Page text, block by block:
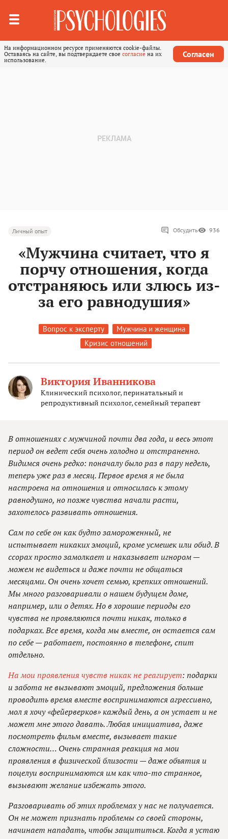
На информационном ресурсе применяются cookie-файлы.
Оставаясь на сайте, вы подтверждаете свое согласие на их
использование.
Согласен
Личный опыт Обсудить 936
«Мужчина считает, что я
порчу отношения, когда
отстраняюсь или злюсь из-
за его равнодушия»
Вопрос к эксперту
Мужчина и женщина
Кризис отношений
Виктория Иванникова
Клинический психолог, перинатальный и
репродуктивный психолог, семейный терапевт
В отношениях с мужчиной почти два года, и весь этот
период он ведет себя очень холодно и отстраненно.
Видимся очень редко: поначалу было раз в пару недель,
теперь уже раз в месяц. Первое время я не была
настроена на отношения и относилась к этому
равнодушно, но позже чувства начали расти,
захотелось развивать отношения.
Сам по себе он как будто замороженный, не
испытывает никаких эмоций, кроме усмешек или обид. В
ссорах просто замолкает и наказывает игнором —
можем не видеться и даже почти не общаться
месяцами. Он очень хочет семью, крепких отношений.
Мы много разговаривали о нашем будущем доме,
например, или о детях. Но в хорошие периоды его
чувства не проявляются почти никак, только в
подарках. Все время, когда мы вместе, он остается сам
по себе — работает, постоянно в телефоне, спит
отдельно.
На мои проявления чувств никак не реагирует: подарки
и забота не вызывают эмоций, предложения больше
проводить время вместе воспринимаются агрессивно,
мол я хочу «фейерверков» каждый день, а он устает и не
может мне этого давать. Любая инициатива, даже
посмотреть фильм вместе, вызывает такие
сложности… Очень странная реакция на мои
проявления в физической близости — даже объятия и
поцелуи воспринимаются им как что-то странное,
вызывают желание избежать этого.
Разговаривать об этих проблемах у нас не получается.
Он не может признать проблемы со своей стороны,
начинает нападать, чтобы защититься. Когда я устаю